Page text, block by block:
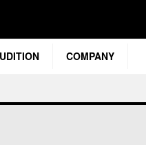
COMPANY